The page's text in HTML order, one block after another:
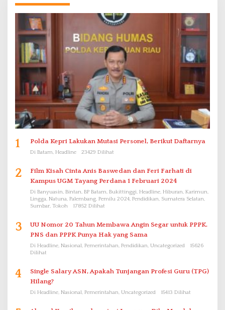
1 Polda Kepri Lakukan Mutasi Personel, Berikut Daftarnya
Di Batam, Headline 23429 Dilihat
2
Film Kisah Cinta Anis Baswedan dan Feri Farhati di
Kampus UGM Tayang Perdana 1 Februari 2024
Di Banyuasin, Bintan, BP Batam, Bukittinggi, Headline, Hiburan, Karimun,
Lingga, Natuna, Palembang, Pemilu 2024, Pendidikan, Sumatera Selatan,
Sumbar, Tokoh
17852 Dilihat
3
UU Nomor 20 Tahun Membawa Angin Segar untuk PPPK.
PNS dan PPPK Punya Hak yang Sama
Di Headline, Nasional, Pemerintahan, Pendidikan, Uncategorized
15626
Dilihat
4
Single Salary ASN, Apakah Tunjangan Profesi Guru (TPG)
Hilang?
Di Headline, Nasional, Pemerintahan, Uncategorized 15413 Dilihat